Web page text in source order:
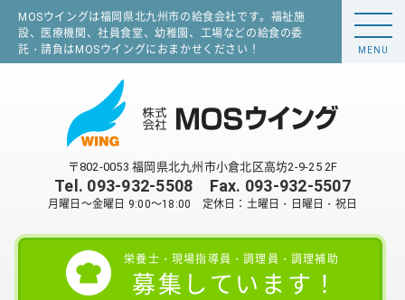
MOSウイングは福岡県北九州市の給食会社です。福祉施
設、医療機関、社員食堂、幼稚園、工場などの給食の委
託・請負はMOSウイングにおまかせください！
〒802-0053 福岡県北九州市小倉北区高坊2-9-25 2F
Tel. 093-932-5508 Fax. 093-932-5507
月曜日～金曜日 9:00～18:00 定休日：土曜日・日曜日・祝日
栄養士・現場指導員・調理員・調理補助
募集しています！
MENU